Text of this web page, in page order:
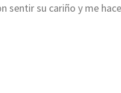
sentir su cariño y me